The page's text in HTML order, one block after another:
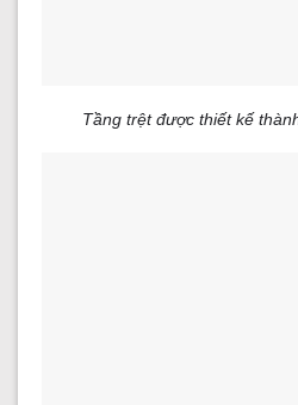
Tầng trệt được thiết kế